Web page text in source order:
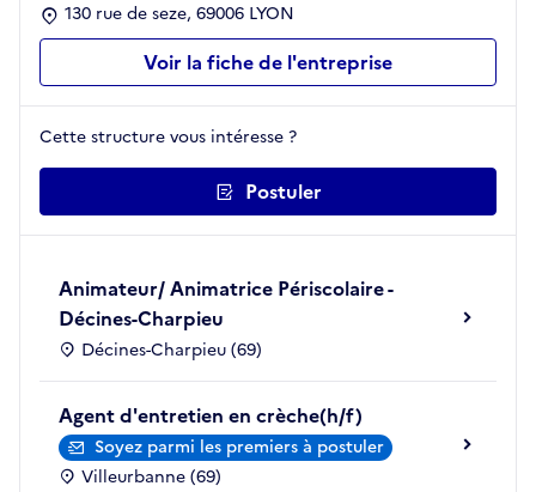
130 rue de seze, 69006 LYON
Voir la fiche de l'entreprise
Cette structure vous intéresse ?
Postuler
Animateur/ Animatrice Périscolaire -
Décines-Charpieu
Décines-Charpieu (69)
Agent d'entretien en crèche(h/f)
Soyez parmi les premiers à postuler
Villeurbanne (69)